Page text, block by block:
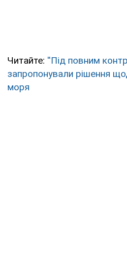
Читайте: ''Під повним
запропонували рішення
моря